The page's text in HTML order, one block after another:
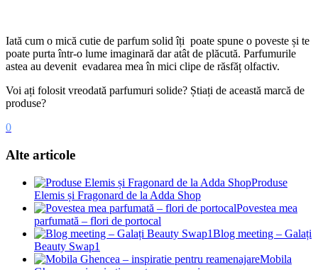
Iată cum o mică cutie de parfum solid îți poate spune o poveste și te
poate purta într-o lume imaginară dar atât de plăcută. Parfumurile
astea au devenit evadarea mea în mici clipe de răsfăț olfactiv.
Voi ați folosit vreodată parfumuri solide? Știați de această marcă de
produse?
0
Alte articole
Produse
Elemis și Fragonard de la Adda Shop
Povestea mea
parfumată – flori de portocal
Blog meeting – Galați
Beauty Swap1
Mobila